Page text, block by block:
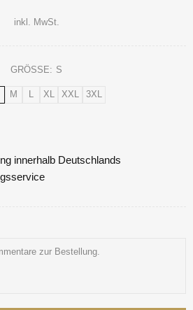
inkl. MwSt.
GRÖSSE: S
M L XL XXL 3XL
innerhalb Deutschlands